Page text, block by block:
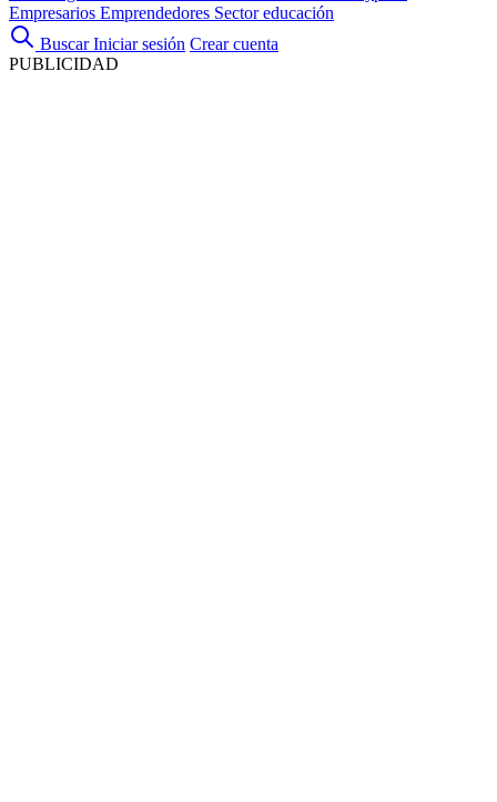
Empresarios Emprendedores Sector educación
Buscar Iniciar sesión Crear cuenta
PUBLICIDAD